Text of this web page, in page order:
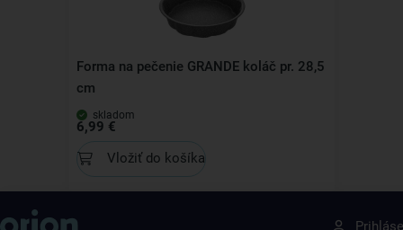
Forma na pečenie GRANDE koláč pr. 28,5
cm
skladom
6,99 €
Vložiť do košíka
Získajte rady, recepty a tipy na zľavy skôr ako